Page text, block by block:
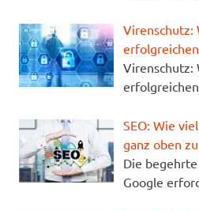
Virenschutz:
Virenschutz:
SEO: Wie
ganz oben
Die
Google